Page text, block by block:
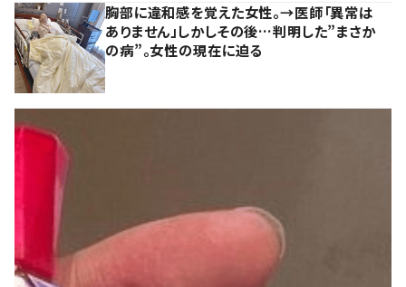
胸部に違和感を覚えた女性。→医師「異常は
ありません」しかしその後…判明した”まさか
の病”。女性の現在に迫る